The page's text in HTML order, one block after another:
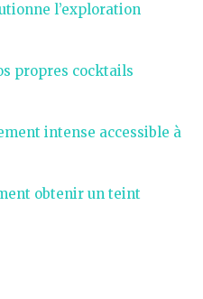
l’exploration
propres cocktails
intense accessible à
obtenir un teint